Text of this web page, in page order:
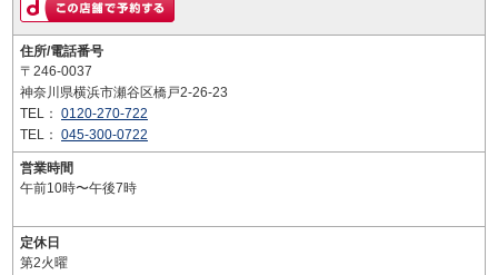
住所/電話番号
〒246-0037
神奈川県横浜市瀬谷区橋戸2-26-23
TEL： 0120-270-722
TEL： 045-300-0722
営業時間
午前10時〜午後7時
定休日
第2火曜